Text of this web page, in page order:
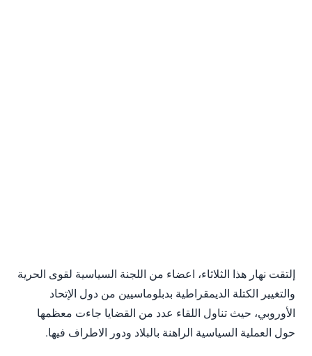
إلتقت نهار هذا الثلاثاء، اعضاء من اللجنة السياسية لقوى الحرية
والتغيير الكتلة الديمقراطية بدبلوماسيين من دول الإتحاد
الأوروبي، حيث تناول اللقاء عدد من القضايا جاءت معظمها
حول العملية السياسية الراهنة بالبلاد ودور الاطراف فيها.